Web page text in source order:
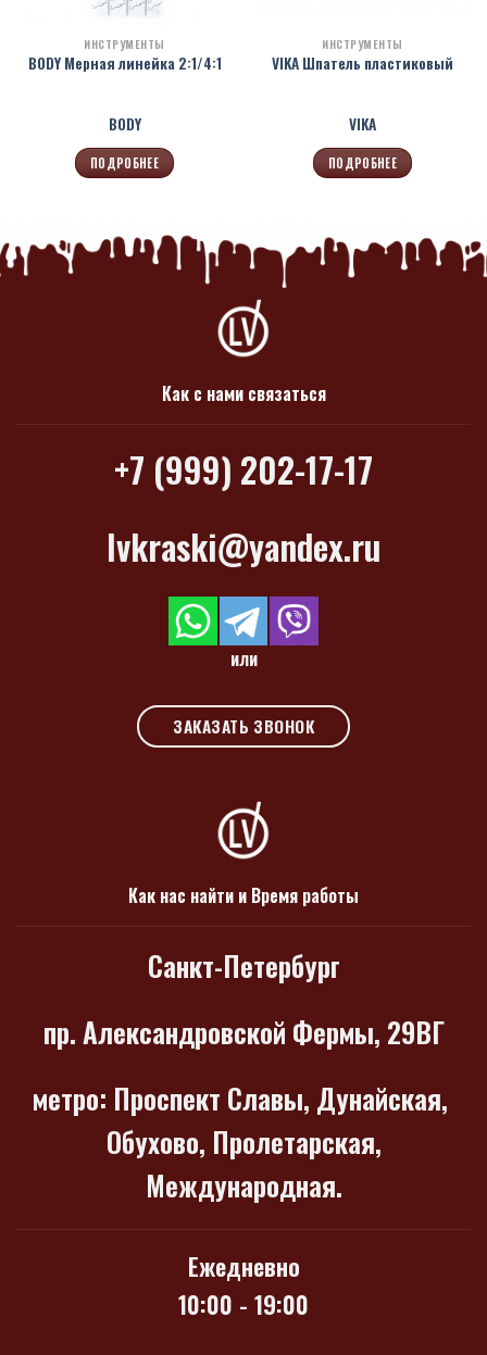
ИНСТРУМЕНТЫ
BODY Мерная линейка 2:1/4:1
BODY
ПОДРОБНЕЕ
ИНСТРУМЕНТЫ
VIKA Шпатель пластиковый
VIKA
ПОДРОБНЕЕ
Как с нами связаться
+7 (999) 202-17-17
lvkraski@yandex.ru
или
ЗАКАЗАТЬ ЗВОНОК
Как нас найти и Время работы
Санкт-Петербург
пр. Александровской Фермы, 29ВГ
метро: Проспект Славы, Дунайская,
Обухово, Пролетарская,
Международная.
Ежедневно
10:00 - 19:00